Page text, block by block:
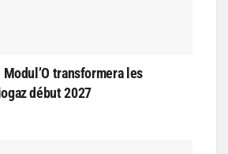
Modul’O transformera les
début 2027